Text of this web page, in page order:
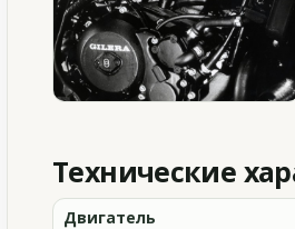
Технические
Двигатель